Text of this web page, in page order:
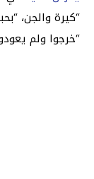
“كيرة والجن،
“خرجوا ولم